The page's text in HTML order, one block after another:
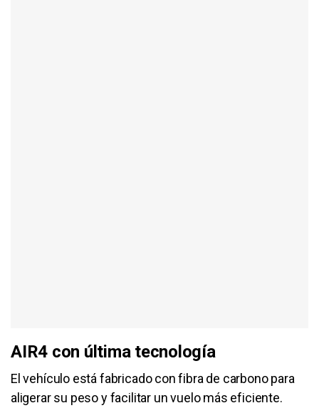
AIR4 con última tecnología
El vehículo está fabricado con fibra de carbono para
aligerar su peso y facilitar un vuelo más eficiente.